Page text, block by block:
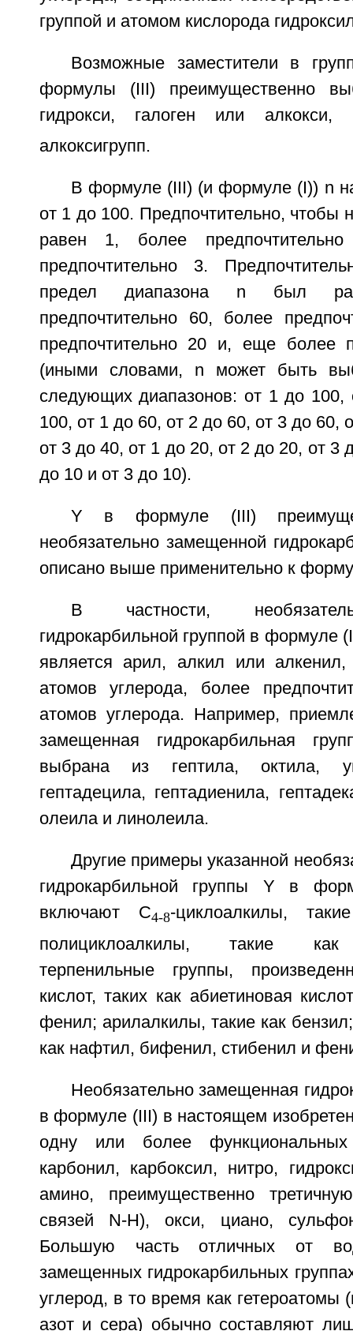
группой и атомом кислорода
Возможные заместители в
формулы (III) преимущественно
гидрокси, галоген или
алкоксигрупп.
В формуле (III) (и формуле (I)) n
от 1 до 100. Предпочтительно, чтобы
равен 1, более
предпочтительно 3.
предел диапазона n был
предпочтительно 60, более
предпочтительно 20 и, еще более
(иными словами, n может быть
следующих диапазонов: от 1 до
100, от 1 до 60, от 2 до 60, от 3 до 60,
от 3 до 40, от 1 до 20, от 2 до 20, от 3
до 10 и от 3 до 10).
Y в формуле (III)
необязательно замещенной
описано выше применительно к
В частности,
гидрокарбильной группой в формуле
является арил, алкил или
атомов углерода, более
атомов углерода. Например,
замещенная гидрокарбильная
выбрана из гептила, октила,
гептадецила, гептадиенила,
олеила и линолеила.
Другие примеры указанной
гидрокарбильной группы Y в
включают С4-8-циклоалкилы,
полициклоалкилы, такие как
терпенильные группы,
кислот, таких как абиетиновая
фенил; арилалкилы, такие как
как нафтил, бифенил, стибенил и
Необязательно замещенная
в формуле (III) в настоящем
одну или более
карбонил, карбоксил, нитро,
амино, преимущественно
связей N-H), окси, циано,
Большую часть отличных от
замещенных гидрокарбильных
углерод, в то время как гетероатомы
азот и сера) обычно составляют